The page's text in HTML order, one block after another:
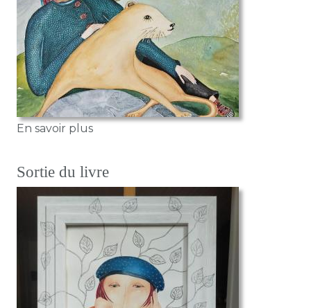
En savoir plussur Louve
Sortie du livre